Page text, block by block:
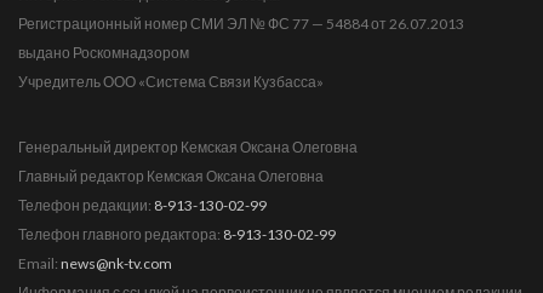
Регистрационный номер СМИ ЭЛ № ФС 77 — 54884 от 26.07.2013
выдано Роскомнадзором
Учредитель ООО «Система Связи Кузбасса»
Генеральный директор Кемская Оксана Олеговна
Главный редактор Кемская Оксана Олеговна
Телефон редакции: 8-913-130-02-99
Телефон главного редактора: 8-913-130-02-99
Email: news@nk-tv.com